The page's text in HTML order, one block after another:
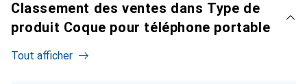
Classement des ventes dans Type de
produit Coque pour téléphone portable
Tout afficher